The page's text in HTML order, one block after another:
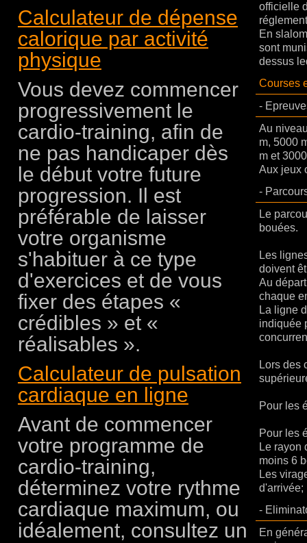
Calculateur de dépense
calorique par activité
physique
Vous devez commencer
progressivement le
cardio-training, afin de
ne pas handicaper dès
le début votre future
progression. Il est
préférable de laisser
votre organisme
s'habituer à ce type
d'exercices et de vous
fixer des étapes «
crédibles » et «
réalisables ».
Calculateur de pulsation
cardiaque en ligne
Avant de commencer
votre programme de
cardio-training,
déterminez votre rythme
cardiaque maximum, ou
idéalement, consultez un
officielle
En
sont
dessus
Courses
-
Au
m, 5000
m et
Aux jeux
-
Le
bouées.
Les
doivent
Au
chaque
La ligne
indiquée
Lors des
Pour les
Pour les
Le rayon
moins 6
Les
d'arrivée;
-
En